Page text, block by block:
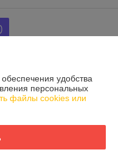
«Фабрика Плексолл»
1
удобства
персональных
файлы cookies или